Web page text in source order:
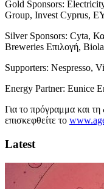
Gold Sponsors:
Group, Invest Cyprus,
Silver Sponsors: Cyta,
Breweries Επιλογή,
Supporters: Nespresso,
Energy Partner: Eunice
Για το πρόγραμμα και τη
επισκεφθείτε το
Latest